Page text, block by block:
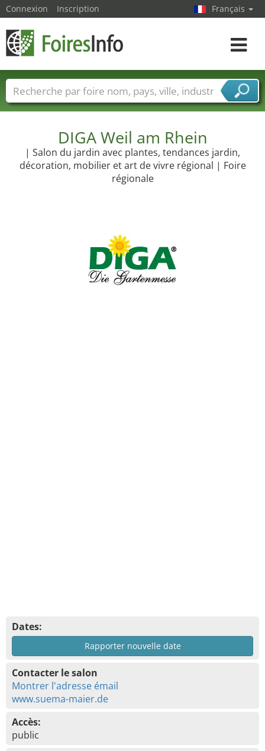
DIGA Weil am Rhein
| Salon du jardin avec plantes, tendances jardin,
décoration, mobilier et art de vivre régional | Foire
régionale
Dates:
Rapporter nouvelle date
Contacter le salon
Montrer l'adresse émail
www.suema-maier.de
Accès:
public
Connexion Inscription Français
Toggle
Foire noms Pays Villes
Secteurs de foire